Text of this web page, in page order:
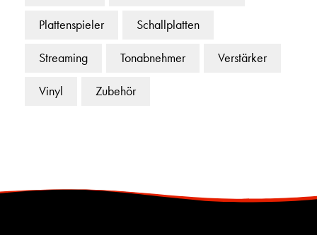
Plattenspieler Schallplatten
Streaming Tonabnehmer Verstärker
Vinyl Zubehör